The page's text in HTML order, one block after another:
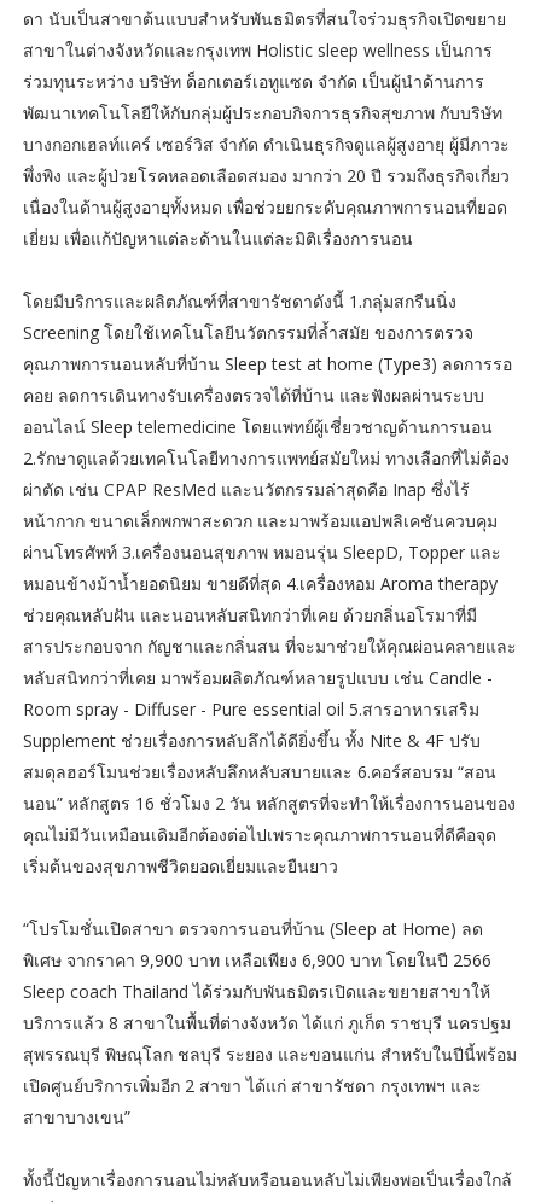
ดา นับเป็นสาขาต้นแบบสำหรับพันธมิตรที่สนใจร่วมธุรกิจเปิดขยาย
สาขาในต่างจังหวัดและกรุงเทพ Holistic sleep wellness เป็นการ
ร่วมทุนระหว่าง บริษัท ด็อกเตอร์เอทูแซด จำกัด เป็นผู้นำด้านการ
พัฒนาเทคโนโลยีให้กับกลุ่มผู้ประกอบกิจการธุรกิจสุขภาพ กับบริษัท
บางกอกเฮลท์แคร์ เซอร์วิส จำกัด ดำเนินธุรกิจดูแลผู้สูงอายุ ผู้มีภาวะ
พึ่งพิง และผู้ป่วยโรคหลอดเลือดสมอง มากว่า 20 ปี รวมถึงธุรกิจเกี่ยว
เนื่องในด้านผู้สูงอายุทั้งหมด เพื่อช่วยยกระดับคุณภาพการนอนที่ยอด
เยี่ยม เพื่อแก้ปัญหาแต่ละด้านในแต่ละมิติเรื่องการนอน
โดยมีบริการและผลิตภัณฑ์ที่สาขารัชดาดังนี้ 1.กลุ่มสกรีนนิ่ง
Screening โดยใช้เทคโนโลยีนวัตกรรมที่ล้ำสมัย ของการตรวจ
คุณภาพการนอนหลับที่บ้าน Sleep test at home (Type3) ลดการรอ
คอย ลดการเดินทางรับเครื่องตรวจได้ที่บ้าน และฟังผลผ่านระบบ
ออนไลน์ Sleep telemedicine โดยแพทย์ผู้เชี่ยวชาญด้านการนอน
2.รักษาดูแลด้วยเทคโนโลยีทางการแพทย์สมัยใหม่ ทางเลือกที่ไม่ต้อง
ผ่าตัด เช่น CPAP ResMed และนวัตกรรมล่าสุดคือ Inap ซึ่งไร้
หน้ากาก ขนาดเล็กพกพาสะดวก และมาพร้อมแอปพลิเคชันควบคุม
ผ่านโทรศัพท์ 3.เครื่องนอนสุขภาพ หมอนรุ่น SleepD, Topper และ
หมอนข้างม้าน้ำยอดนิยม ขายดีที่สุด 4.เครื่องหอม Aroma therapy
ช่วยคุณหลับฝัน และนอนหลับสนิทกว่าที่เคย ด้วยกลิ่นอโรมาที่มี
สารประกอบจาก กัญชาและกลิ่นสน ที่จะมาช่วยให้คุณผ่อนคลายและ
หลับสนิทกว่าที่เคย มาพร้อมผลิตภัณฑ์หลายรูปแบบ เช่น Candle -
Room spray - Diffuser - Pure essential oil 5.สารอาหารเสริม
Supplement ช่วยเรื่องการหลับลึกได้ดียิ่งขึ้น ทั้ง Nite & 4F ปรับ
สมดุลฮอร์โมนช่วยเรื่องหลับลึกหลับสบายและ 6.คอร์สอบรม “สอน
นอน” หลักสูตร 16 ชั่วโมง 2 วัน หลักสูตรที่จะทำให้เรื่องการนอนของ
คุณไม่มีวันเหมือนเดิมอีกต้องต่อไปเพราะคุณภาพการนอนที่ดีคือจุด
เริ่มต้นของสุขภาพชีวิตยอดเยี่ยมและยืนยาว
“โปรโมชั่นเปิดสาขา ตรวจการนอนที่บ้าน (Sleep at Home) ลด
พิเศษ จากราคา 9,900 บาท เหลือเพียง 6,900 บาท โดยในปี 2566
Sleep coach Thailand ได้ร่วมกับพันธมิตรเปิดและขยายสาขาให้
บริการแล้ว 8 สาขาในพื้นที่ต่างจังหวัด ได้แก่ ภูเก็ต ราชบุรี นครปฐม
สุพรรณบุรี พิษณุโลก ชลบุรี ระยอง และขอนแก่น สำหรับในปีนี้พร้อม
เปิดศูนย์บริการเพิ่มอีก 2 สาขา ได้แก่ สาขารัชดา กรุงเทพฯ และ
สาขาบางเขน”
ทั้งนี้ปัญหาเรื่องการนอนไม่หลับหรือนอนหลับไม่เพียงพอเป็นเรื่องใกล้